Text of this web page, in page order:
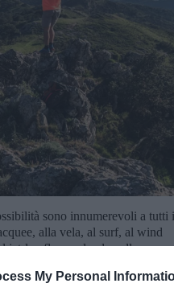
My Personal
sono innumerevoli a tutti i
alla vela, al surf, al wind
jet-lev flyer volando sulla
il tiro con l’arco oppure
che si inerpicano sulle colline